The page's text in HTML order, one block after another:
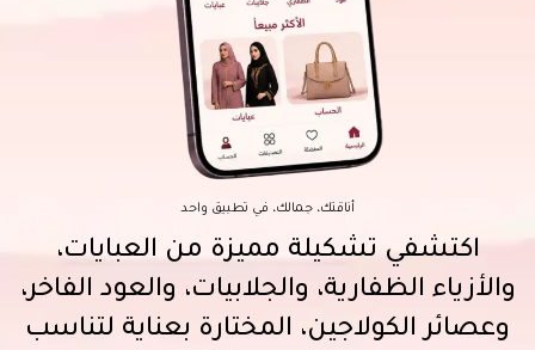
أناقتك، جمالك، في تطبيق واحد
اكتشفي تشكيلة مميزة من العبايات،
والأزياء الظفارية، والجلابيات، والعود الفاخر،
وعصائر الكولاجين، المختارة بعناية لتناسب